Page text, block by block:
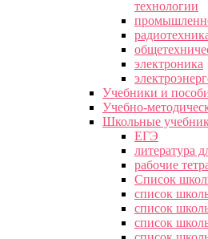
технологии
электроника
Учебники и
Учебно-
Школьные
ЕГЭ
литература
рабочие
Список
список
список
список